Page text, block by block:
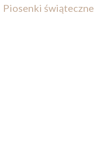
Piosenki świąteczne